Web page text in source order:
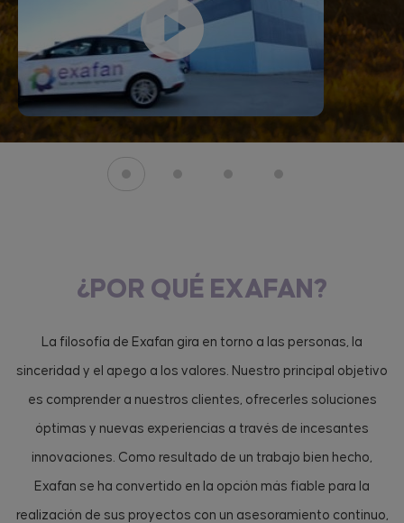
¿POR QUÉ EXAFAN?
La filosofía de Exafan gira en torno a las personas, la
sinceridad y el apego a los valores. Nuestro principal objetivo
es comprender a nuestros clientes, ofrecerles soluciones
óptimas y nuevas experiencias a través de incesantes
innovaciones. Como resultado de un trabajo bien hecho,
Exafan se ha convertido en la opción más fiable para la
realización de sus proyectos con un asesoramiento continuo,